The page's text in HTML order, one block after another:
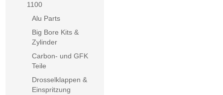
1100
Alu Parts
Big Bore Kits &
Zylinder
Carbon- und GFK
Teile
Drosselklappen &
Einspritzung